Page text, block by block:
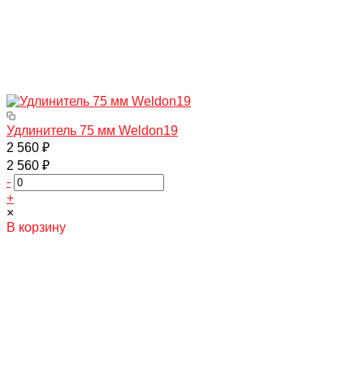
Удлинитель 75 мм Weldon19
2 560 ₽
2 560 ₽
-
+
×
В корзину